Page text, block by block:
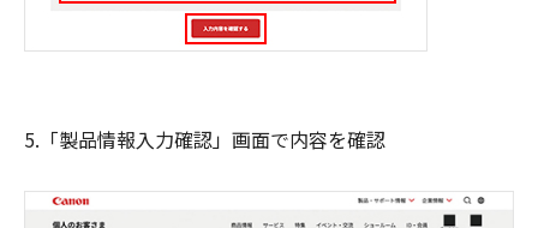
5.「製品情報入力確認」画面で内容を確認